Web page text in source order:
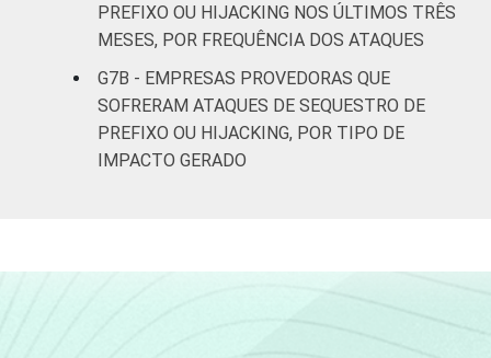
ocupadas)
Pequena (de
pessoas
ocupadas)
15 24
ocupadas)
PREFIXO OU HIJACKING NOS ÚLTIMOS TRÊS
MESES, POR FREQUÊNCIA DOS ATAQUES
G7B - EMPRESAS PROVEDORAS QUE
SOFRERAM ATAQUES DE SEQUESTRO DE
PREFIXO OU HIJACKING, POR TIPO DE
IMPACTO GERADO